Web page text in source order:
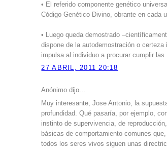
• El referido componente genético
Código Genético Divino, obrante en cada
• Luego queda demostrado
dispone de la autodemostración o
impulsa al individuo a procurar cumplir
27 ABRIL, 2011 20:18
Anónimo dijo...
Muy interesante, Jose Antonio, la
profundidad. Qué pasaría, por ejemplo,
instinto de supervivencia, de
básicas de comportamiento comunes
todos los seres vivos siguen unas